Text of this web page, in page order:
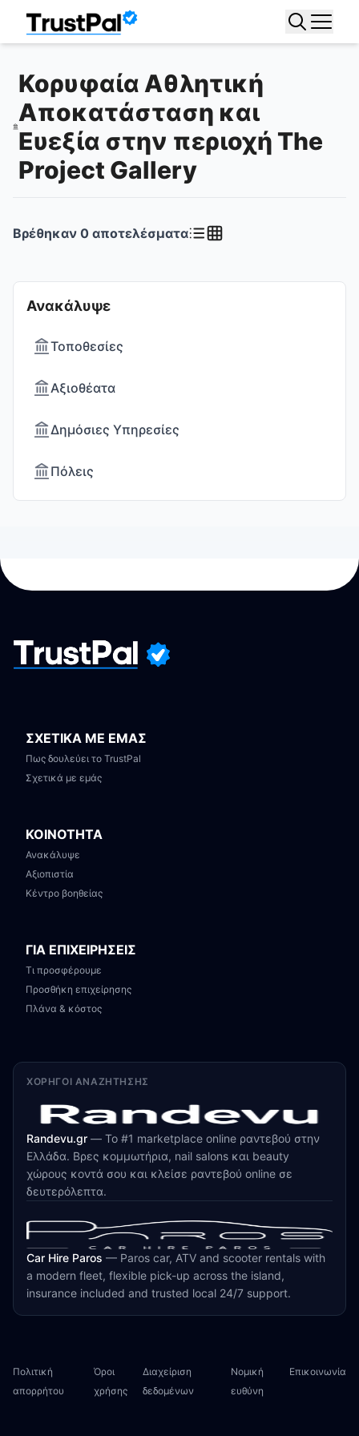
Κορυφαία Αθλητική
Αποκατάσταση και
Ευεξία στην περιοχή The
Project Gallery
Ανακάλυψε
Τοποθεσίες
Αξιοθέατα
Δημόσιες Υπηρεσίες
Πόλεις
Βρέθηκαν 0 αποτελέσματα
ΣΧΕΤΙΚΑ ΜΕ ΕΜΑΣ
Πως δουλεύει το TrustPal
Σχετικά με εμάς
ΚΟΙΝΟΤΗΤΑ
Ανακάλυψε
Αξιοπιστία
Κέντρο βοηθείας
ΓΙΑ ΕΠΙΧΕΙΡΗΣΕΙΣ
Τι προσφέρουμε
Προσθήκη επιχείρησης
Πλάνα & κόστος
ΧΟΡΗΓΟΊ ΑΝΑΖΉΤΗΣΗΣ
Randevu.gr — Το #1 marketplace online ραντεβού στην
Ελλάδα. Βρες κομμωτήρια, nail salons και beauty
χώρους κοντά σου και κλείσε ραντεβού online σε
δευτερόλεπτα.
Car Hire Paros — Paros car, ATV and scooter rentals with
a modern fleet, flexible pick-up across the island,
insurance included and trusted local 24/7 support.
Πολιτική
απορρήτου
Όροι
χρήσης
Διαχείριση
δεδομένων
Νομική
ευθύνη
Επικοινωνία